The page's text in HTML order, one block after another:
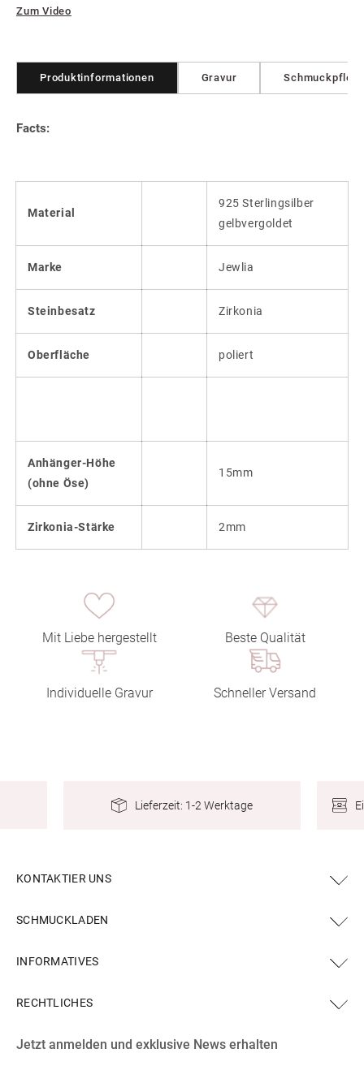
Zum Video
Produktinformationen Gravur
Facts:
Material
925 Sterlingsilber
gelbvergoldet
Marke Jewlia
Steinbesatz Zirkonia
Oberfläche poliert
Anhänger-Höhe
(ohne Öse)
15mm
Zirkonia-Stärke 2mm
Mit Liebe hergestellt Beste Qualität
Individuelle Gravur Schneller Versand
Lieferzeit: 1-2 Werktage
KONTAKTIER UNS
Facebook
Instagram
YouTube
X
Pinterest
SCHMUCKLADEN
INFORMATIVES
RECHTLICHES
Jetzt anmelden und exklusive News erhalten